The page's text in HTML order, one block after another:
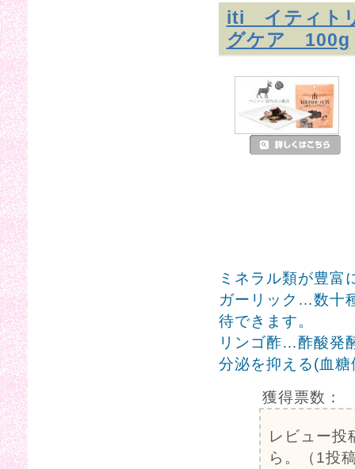
iti イティト
グケア 100g
ミネラル類が豊富
ガーリック…数十
待できます。
リンゴ酢…酢酸発
分泌を抑える(血
獲得票数：
レビュー投
ら。（1投